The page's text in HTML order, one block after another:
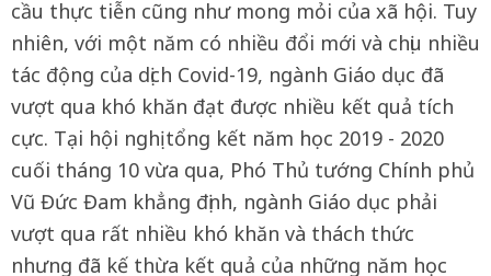
cầu thực tiễn cũng như mong mỏi của xã hội. Tuy
nhiên, với một năm có nhiều đổi mới và chịu nhiều
tác động của dịch Covid-19, ngành Giáo dục đã
vượt qua khó khăn đạt được nhiều kết quả tích
cực. Tại hội nghị tổng kết năm học 2019 - 2020
cuối tháng 10 vừa qua, Phó Thủ tướng Chính phủ
Vũ Đức Đam khẳng định, ngành Giáo dục phải
vượt qua rất nhiều khó khăn và thách thức
nhưng đã kế thừa kết quả của những năm học